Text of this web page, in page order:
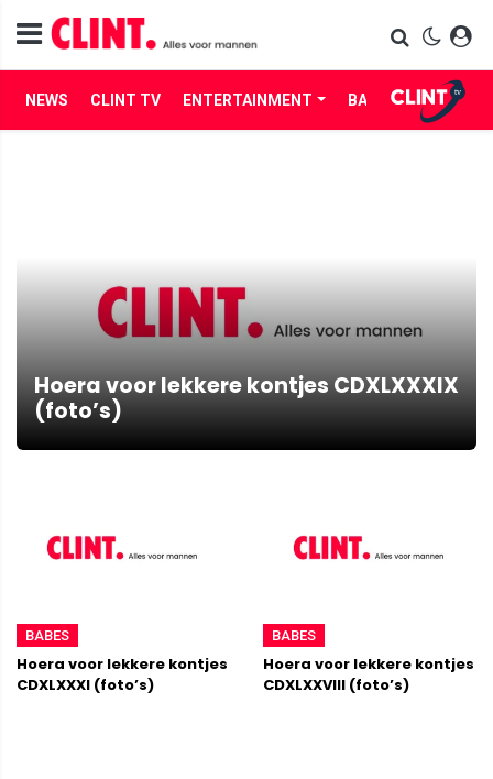
NEWS CLINT TV ENTERTAINMENT BABES LIFE
Hoera voor lekkere kontjes CDXLXXXIX
(foto’s)
BABES
Hoera voor lekkere kontjes
CDXLXXXI (foto’s)
BABES
Hoera voor lekkere kontjes
CDXLXXVIII (foto’s)